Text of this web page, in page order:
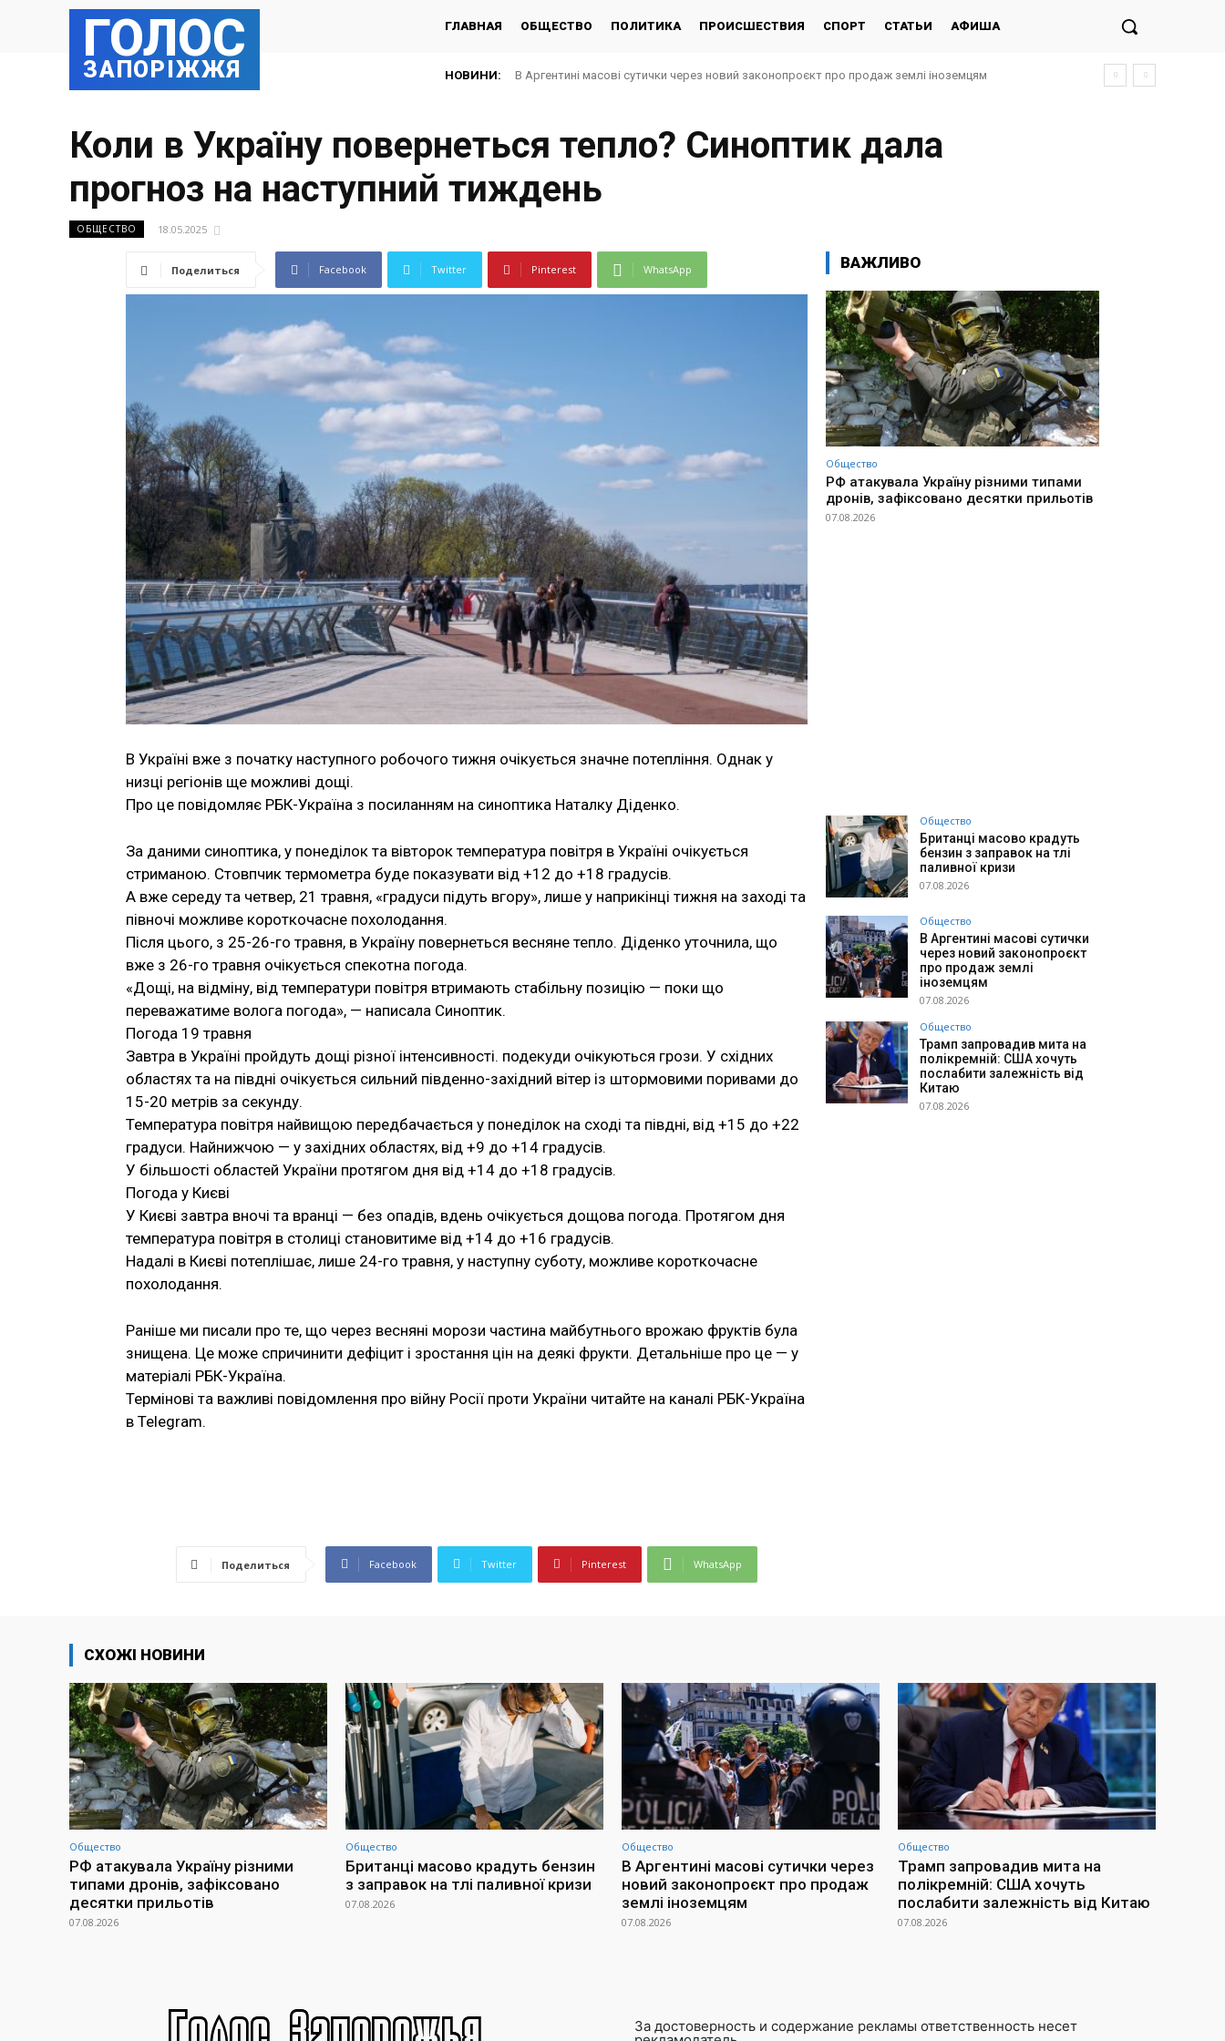
ГОЛОС
ЗАПОРІЖЖЯ
ГЛАВНАЯ ОБЩЕСТВО ПОЛИТИКА ПРОИСШЕСТВИЯ СПОРТ СТАТЬИ АФИША
НОВИНИ: В Аргентині масові сутички через новий законопроєкт про продаж землі іноземцям
Коли в Україну повернеться тепло? Синоптик дала
прогноз на наступний тиждень
ОБЩЕСТВО 18.05.2025
Поделиться Facebook Twitter Pinterest WhatsApp
В Україні вже з початку наступного робочого тижня очікується значне потепління. Однак у
низці регіонів ще можливі дощі.
Про це повідомляє РБК-Україна з посиланням на синоптика Наталку Діденко.
За даними синоптика, у понеділок та вівторок температура повітря в Україні очікується
стриманою. Стовпчик термометра буде показувати від +12 до +18 градусів.
А вже середу та четвер, 21 травня, «градуси підуть вгору», лише у наприкінці тижня на заході та
півночі можливе короткочасне похолодання.
Після цього, з 25-26-го травня, в Україну повернеться весняне тепло. Діденко уточнила, що
вже з 26-го травня очікується спекотна погода.
«Дощі, на відміну, від температури повітря втримають стабільну позицію — поки що
переважатиме волога погода», — написала Синоптик.
Погода 19 травня
Завтра в Україні пройдуть дощі різної інтенсивності. подекуди очікуються грози. У східних
областях та на півдні очікується сильний південно-західний вітер із штормовими поривами до
15-20 метрів за секунду.
Температура повітря найвищою передбачається у понеділок на сході та півдні, від +15 до +22
градуси. Найнижчою — у західних областях, від +9 до +14 градусів.
У більшості областей України протягом дня від +14 до +18 градусів.
Погода у Києві
У Києві завтра вночі та вранці — без опадів, вдень очікується дощова погода. Протягом дня
температура повітря в столиці становитиме від +14 до +16 градусів.
Надалі в Києві потеплішає, лише 24-го травня, у наступну суботу, можливе короткочасне
похолодання.
Раніше ми писали про те, що через весняні морози частина майбутнього врожаю фруктів була
знищена. Це може спричинити дефіцит і зростання цін на деякі фрукти. Детальніше про це — у
матеріалі РБК-Україна.
Термінові та важливі повідомлення про війну Росії проти України читайте на каналі РБК-Україна
в Telegram.
Поделиться Facebook Twitter Pinterest WhatsApp
ВАЖЛИВО
Общество
РФ атакувала Україну різними типами
дронів, зафіксовано десятки прильотів
07.08.2026
Общество
Британці масово крадуть
бензин з заправок на тлі
паливної кризи
07.08.2026
Общество
В Аргентині масові сутички
через новий законопроєкт
про продаж землі
іноземцям
07.08.2026
Общество
Трамп запровадив мита на
полікремній: США хочуть
послабити залежність від
Китаю
07.08.2026
СХОЖІ НОВИНИ
Общество
РФ атакувала Україну різними
типами дронів, зафіксовано
десятки прильотів
07.08.2026
Общество
Британці масово крадуть бензин
з заправок на тлі паливної кризи
07.08.2026
Общество
В Аргентині масові сутички через
новий законопроєкт про продаж
землі іноземцям
07.08.2026
Общество
Трамп запровадив мита на
полікремній: США хочуть
послабити залежність від Китаю
07.08.2026
За достоверность и содержание рекламы ответственность несет